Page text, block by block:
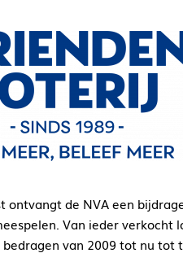
ontvangt de NVA een
Van ieder verkocht
van 2009 tot nu tot